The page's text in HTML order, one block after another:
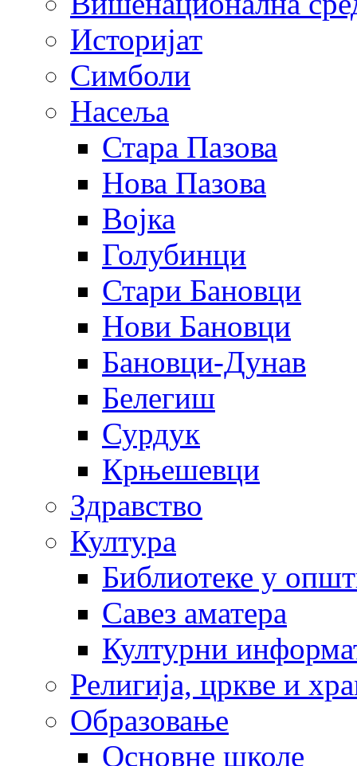
Историјат
Симболи
Насеља
Стара Пазова
Нова Пазова
Војка
Голубинци
Стари Бановци
Нови Бановци
Бановци-Дунав
Белегиш
Сурдук
Крњешевци
Здравство
Култура
Библиотеке у
Савез аматера
Културни
Религија, цркве и
Образовање
Основне школе